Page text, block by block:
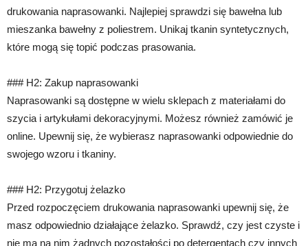
drukowania naprasowanki. Najlepiej sprawdzi się bawełna lub
mieszanka bawełny z poliestrem. Unikaj tkanin syntetycznych,
które mogą się topić podczas prasowania.
### H2: Zakup naprasowanki
Naprasowanki są dostępne w wielu sklepach z materiałami do
szycia i artykułami dekoracyjnymi. Możesz również zamówić je
online. Upewnij się, że wybierasz naprasowanki odpowiednie do
swojego wzoru i tkaniny.
### H2: Przygotuj żelazko
Przed rozpoczęciem drukowania naprasowanki upewnij się, że
masz odpowiednio działające żelazko. Sprawdź, czy jest czyste i
nie ma na nim żadnych pozostałości po detergentach czy innych